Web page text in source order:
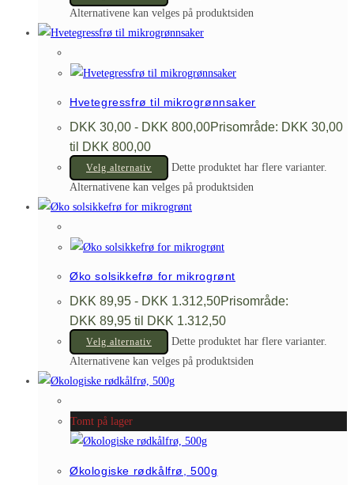
Alternativene kan velges på produktsiden
Hvetegressfrø til mikrogrønnsaker
DKK 30,00 - DKK 800,00Prisområde: DKK 30,00
til DKK 800,00
Velg alternativ
Dette produktet har flere varianter.
Alternativene kan velges på produktsiden
Øko solsikkefrø for mikrogrønt
DKK 89,95 - DKK 1.312,50Prisområde:
DKK 89,95 til DKK 1.312,50
Velg alternativ
Dette produktet har flere varianter.
Alternativene kan velges på produktsiden
Tomt på lager
Økologiske rødkålfrø, 500g